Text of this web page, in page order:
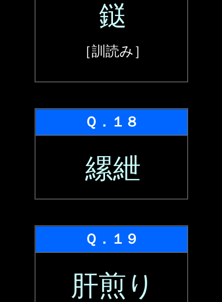
鎹
［訓読み］
Ｑ．１８
縲紲
Ｑ．１９
肝煎り